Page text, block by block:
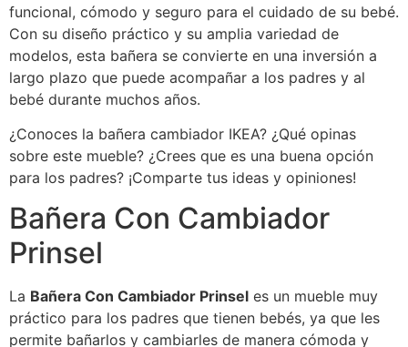
funcional, cómodo y seguro para el cuidado de su bebé.
Con su diseño práctico y su amplia variedad de
modelos, esta bañera se convierte en una inversión a
largo plazo que puede acompañar a los padres y al
bebé durante muchos años.
¿Conoces la bañera cambiador IKEA? ¿Qué opinas
sobre este mueble? ¿Crees que es una buena opción
para los padres? ¡Comparte tus ideas y opiniones!
Bañera Con Cambiador
Prinsel
La Bañera Con Cambiador Prinsel es un mueble muy
práctico para los padres que tienen bebés, ya que les
permite bañarlos y cambiarles de manera cómoda y